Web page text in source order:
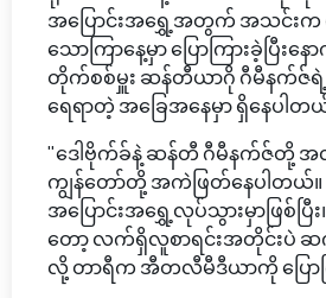
အပြောင်းအရွှေ့အတွက် အသင်းက စ
သောကြာနေ့မှာ ပြောကြားခဲ့ပြီး
တိုက်စစ်မှူး ဆန်တီယာဂို ဂီမီနက်ဇ်
ရေရာတဲ့ အခြေအနေမှာ ရှိနေပါတ
"ဒေါဗိုက်ခ်နဲ့ ဆန်တီ ဂီမီနက်ဇ်တို့
ကျွန်တော်တို့ အကဲဖြတ်နေပါတယ်။
အပြောင်းအရွှေ့လုပ်သွားမှာဖြစ်ပြီ
တော့ လက်ရှိလူစာရင်းအတိုင်းပဲ
လို့ တာရီက အီတလီမီဒီယာကို ပြောက